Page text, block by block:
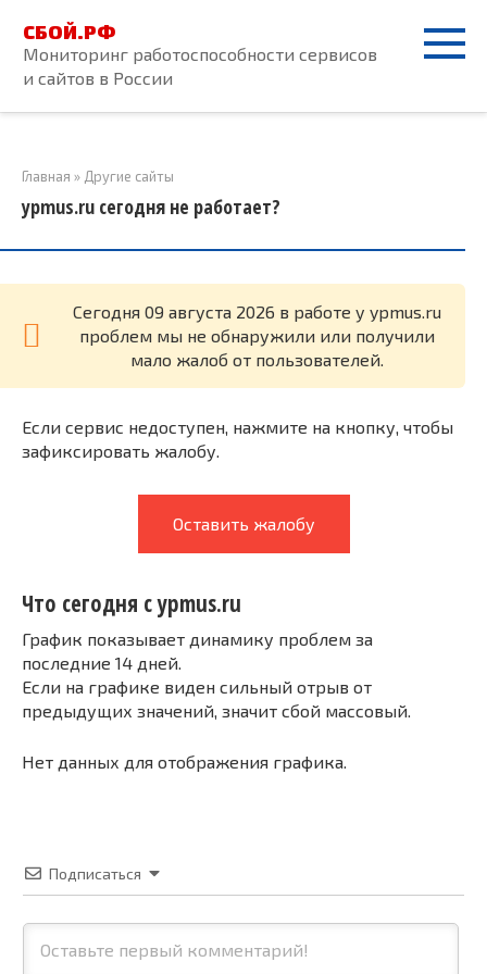
контенту
СБОЙ.РФ
Мониторинг работоспособности сервисов
и сайтов в России
Главная » Другие сайты
ypmus.ru сегодня не работает?
Cегодня 09 августа 2026 в работе у ypmus.ru
проблем мы не обнаружили или получили
мало жалоб от пользователей.
Если сервис недоступен, нажмите на кнопку, чтобы
зафиксировать жалобу.
Оставить жалобу
Что сегодня с ypmus.ru
График показывает динамику проблем за
последние 14 дней.
Если на графике виден сильный отрыв от
предыдущих значений, значит сбой массовый.
Нет данных для отображения графика.
Подписаться